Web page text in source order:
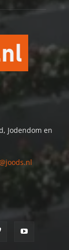
Jodendom en